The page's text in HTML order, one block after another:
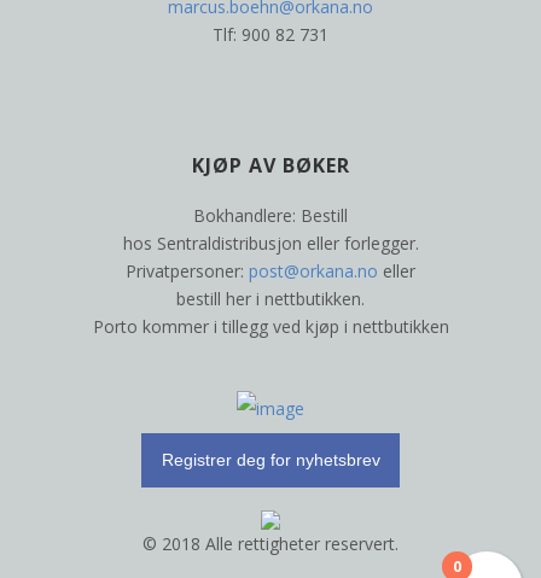
marcus.boehn@orkana.no
Tlf: 900 82 731
KJØP AV BØKER
Bokhandlere: Bestill
hos Sentraldistribusjon eller forlegger.
Privatpersoner: post@orkana.no eller
bestill her i nettbutikken.
Porto kommer i tillegg ved kjøp i nettbutikken
Registrer deg for nyhetsbrev
© 2018 Alle rettigheter reservert.
0